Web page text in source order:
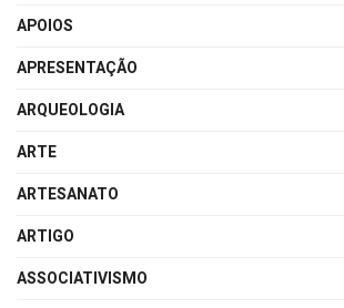
APOIOS
APRESENTAÇÃO
ARQUEOLOGIA
ARTE
ARTESANATO
ARTIGO
ASSOCIATIVISMO